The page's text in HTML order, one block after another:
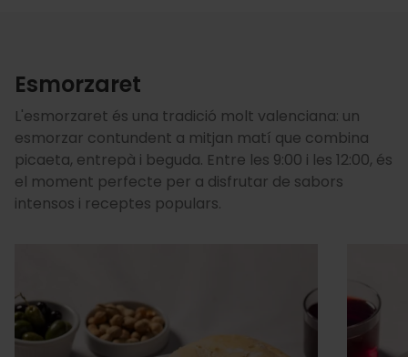
Esmorzaret
L'esmorzaret és una tradició molt valenciana: un
esmorzar contundent a mitjan matí que combina
picaeta, entrepà i beguda. Entre les 9:00 i les 12:00, és
el moment perfecte per a disfrutar de sabors
intensos i receptes populars.